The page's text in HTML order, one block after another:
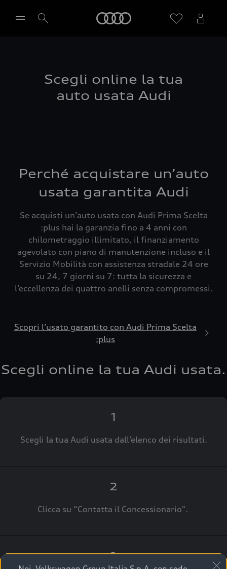
Scegli online la tua
auto usata Audi
Perché acquistare un’auto
usata garantita Audi
Se acquisti un’auto usata con Audi Prima Scelta
:plus hai la garanzia fino a 4 anni con
chilometraggio illimitato, il finanziamento
agevolato con piano di manutenzione incluso e il
Servizio Mobilità con assistenza stradale 24 ore
su 24, 7 giorni su 7: tutta la sicurezza e
l’eccellenza dei quattro anelli senza compromessi.
Scopri l’usato garantito con Audi Prima Scelta
:plus
Scegli online la tua Audi usata.
1
Scegli la tua Audi usata dall’elenco dei risultati.
2
Clicca su “Contatta il Concessionario".
3